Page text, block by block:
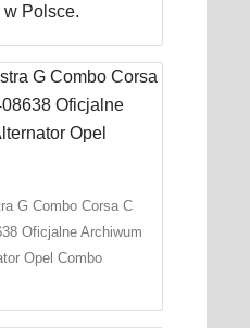
w Polsce.
G Combo Corsa C
Oficjalne Archiwum
Opel Combo